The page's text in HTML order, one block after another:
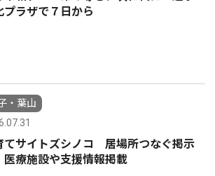
プラザで７日から
・葉山
てサイトズシノコ 居場所つなぐ掲示
療施設や支援情報掲載